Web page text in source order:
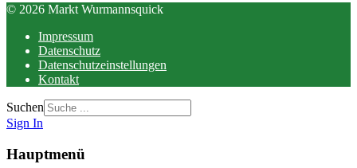
© 2026 Markt Wurmannsquick
Impressum
Datenschutz
Datenschutzeinstellungen
Kontakt
Suchen
Sign In
Hauptmenü